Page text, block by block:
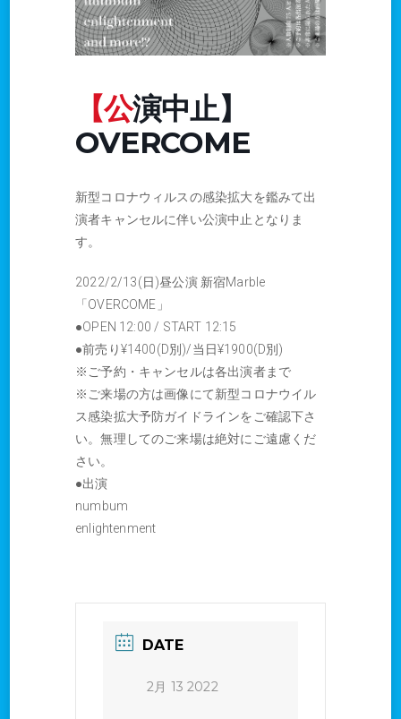
【公演中止】
OVERCOME
新型コロナウィルスの感染拡大を鑑みて出
演者キャンセルに伴い公演中止となりま
す。
2022/2/13(日)昼公演 新宿Marble
「OVERCOME」
●OPEN 12:00 / START 12:15
●前売り¥1400(D別)/当日¥1900(D別)
※ご予約・キャンセルは各出演者まで
※ご来場の方は画像にて新型コロナウイル
ス感染拡大予防ガイドラインをご確認下さ
い。無理してのご来場は絶対にご遠慮くだ
さい。
●出演
numbum
enlightenment
DATE
2月 13 2022